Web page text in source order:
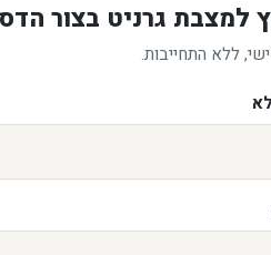
למצבת גרניט בצור
ללא התחייבות.